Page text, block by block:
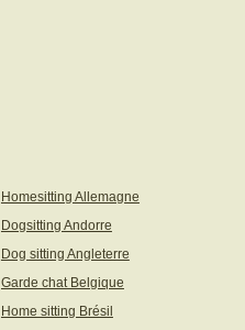
Homesitting Allemagne
Dogsitting Andorre
Dog sitting Angleterre
Garde chat Belgique
Home sitting Brésil